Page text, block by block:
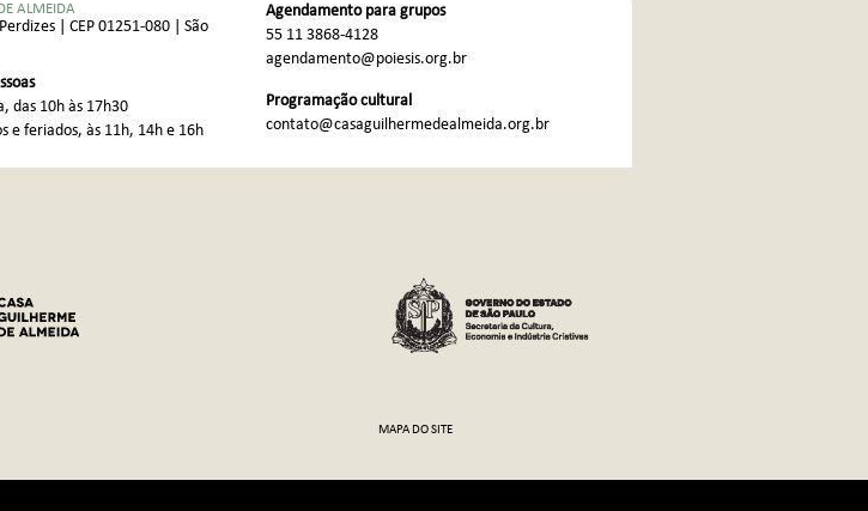
Agendamento para grupos
55 11 3868-4128
agendamento@poiesis.org.br
Programação cultural
contato@casaguilhermedealmeida.org.br
ALMEIDA
| CEP 01251-080 | São
das 10h às 17h30
e feriados, às 11h, 14h e 16h
MAPA DO SITE